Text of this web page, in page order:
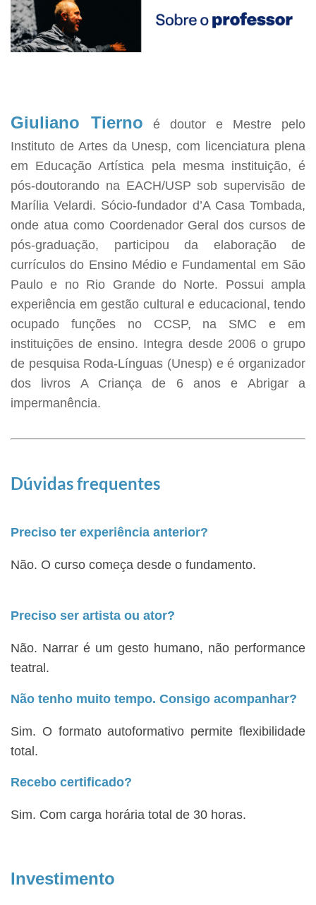
Giuliano Tierno é doutor e Mestre pelo
Instituto de Artes da Unesp, com licenciatura plena
em Educação Artística pela mesma instituição, é
pós-doutorando na EACH/USP sob supervisão de
Marília Velardi. Sócio-fundador d’A Casa Tombada,
onde atua como Coordenador Geral dos cursos de
pós-graduação, participou da elaboração de
currículos do Ensino Médio e Fundamental em São
Paulo e no Rio Grande do Norte. Possui ampla
experiência em gestão cultural e educacional, tendo
ocupado funções no CCSP, na SMC e em
instituições de ensino. Integra desde 2006 o grupo
de pesquisa Roda-Línguas (Unesp) e é organizador
dos livros A Criança de 6 anos e Abrigar a
impermanência.
Dúvidas frequentes
Preciso ter experiência anterior?
Não. O curso começa desde o fundamento.
Preciso ser artista ou ator?
Não. Narrar é um gesto humano, não performance
teatral.
Não tenho muito tempo. Consigo acompanhar?
Sim. O formato autoformativo permite flexibilidade
total.
Recebo certificado?
Sim. Com carga horária total de 30 horas.
Investimento